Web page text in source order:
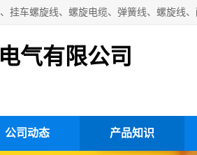
气有限公司
公司动态 产品知识